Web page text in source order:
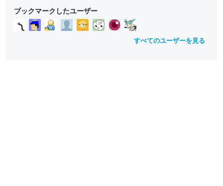
ブックマークしたユーザー
すべてのユーザーを見る